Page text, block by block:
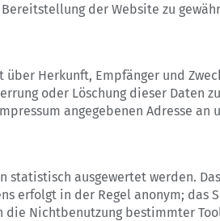
der Website zu
Herkunft, Empfänger und
oder Löschung dieser Daten
angegebenen Adresse
statistisch ausgewertet werden.
erfolgt in der Regel anonym;
die Nichtbenutzung bestimmter